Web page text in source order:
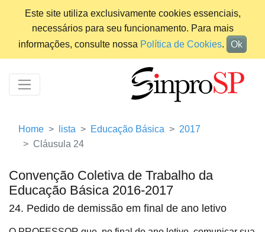
Este site utiliza exclusivamente cookies essenciais,
necessários para seu funcionamento. Para mais
informações, consulte nossa Política de Cookies. Ok
Home lista Educação Básica
2017
Cláusula 24
Convenção Coletiva de Trabalho da
Educação Básica 2016-2017
24. Pedido de demissão em final de ano letivo